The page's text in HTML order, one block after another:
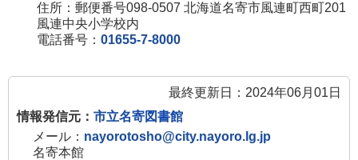
住所：郵便番号098-0507 北海道名寄市風連町西町201
風連中央小学校内
電話番号： 01655-7-8000
最終更新日：2024年06月01日
情報発信元： 市立名寄図書館
メール： nayorotosho@city.nayoro.lg.jp
名寄本館